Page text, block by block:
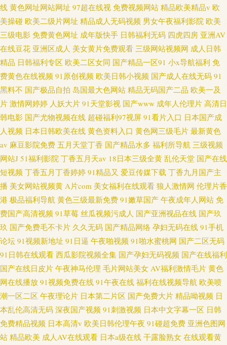
线 黄色网址网站网址 97超在线视 免费视频网站 精品欧美精品v 欧
美操碰 欧美二级片网址 精品成人无码视频 男女午夜福利影院 欧美
三级电影 免费黄色网址 成年版快手 日韩福利无码 四虎四房 亚洲AV
在线豆花 亚洲区成人 美女黄片免费观看 三级网站视频网 成人日韩
精品 日韩福利专区 欧美二区女同 国产精品一区91 小x导航福利 免
费黄色在线视频 91原创视频 欧美日韩小视频 国产成人在线无码 91
黑料不 国产极品自拍 岛国最大色网站 精品无码国产二品 欧美一及
片 激情网婷婷 人妖大片 91天堂影视 国产www 成年人伦理片 高清日
韩电影 国产尤物视频在线 超碰福利97视屏 91看片入口 日本国产成
人视频 日本日韩欧美在线 黄色资料入口 黄色网三级毛片 最新黄色
av 麻豆影院免费 五月天堂丁香 国产精品水多 福利所导航 三级视频
网站J 51福利影院 丁香五月天av 18日本三级全黄 乱伦天堂 国产在线
短视频 丁香五月丁香婷婷 91精品又 爱豆传媒下载 丁香九月国产主
播 美女网站视频黄 A片com 美女福利在线观看 狼人激情网 伦理片香
港 极品福利导航 黄色三级最新免费 91嫩草国产 午夜成年人网站 免
费国产高清视频 91草莓 丝瓜视频污成人 国产亚洲视品在线 国产玖
玖 国产免费毛不卡片 久久无码 国产精品网络 孕妇无码在线 91手机
论坛 91视频新地址 91日逼 午夜啪视频 91啪水蜜桃网 国产二区无码
91日韩在线观看 西瓜影院视频全集 国产孕妇无码视频 国产在线福利
国产在线日皮片 午夜神马伦理 毛片网站美女 AV福利激情毛片 黄色
网在线播放 91视频免费在线 91午夜在线 福利在线视频导航 欧美喷
潮一区二区 午夜理论片 日本第二片区 国产免费大片 精品呦视频 日
本乱伦高清无码 深夜国产视频 91刺激视频 日本中文字幕一区 日韩
免费精品视频 日本高清v 欧美日韩伦理午夜 91碰超免费 亚洲色图网
站 精品欧美 成人AV在线观看 日本a级在线 干露脸熟女 在线观看黄